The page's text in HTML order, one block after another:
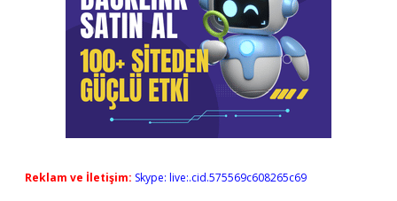
Reklam ve İletişim: Skype: live:.cid.575569c608265c69